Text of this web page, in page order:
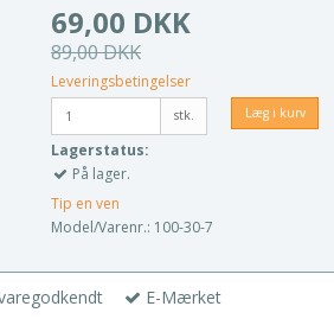
69,00 DKK
89,00 DKK
Leveringsbetingelser
stk. Læg i kurv
Lagerstatus:
På lager.
Tip en ven
Model/Varenr.: 100-30-7
E-Mærket